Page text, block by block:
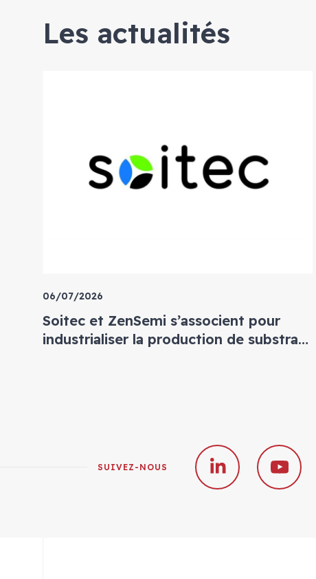
Les actualités
06/07/2026
Soitec et ZenSemi s’associent pour
industrialiser la production de substrats
SUIVEZ-NOUS